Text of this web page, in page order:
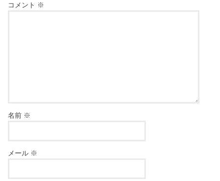
コメント ※
名前 ※
メール ※